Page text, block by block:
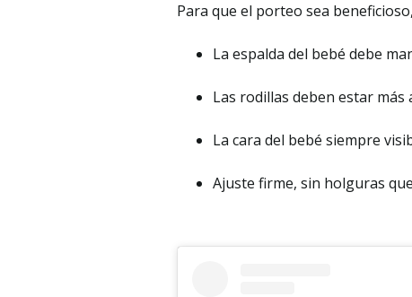
Para que el porteo sea
La espalda del bebé debe
Las rodillas deben estar más
La cara del bebé siempre
Ajuste firme, sin holguras